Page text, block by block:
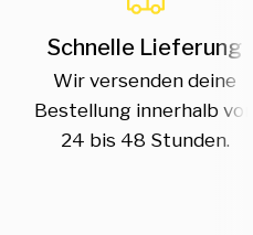
Schnelle Lieferung
Wir versenden deine
Bestellung innerhalb
24 bis 48 Stunden.